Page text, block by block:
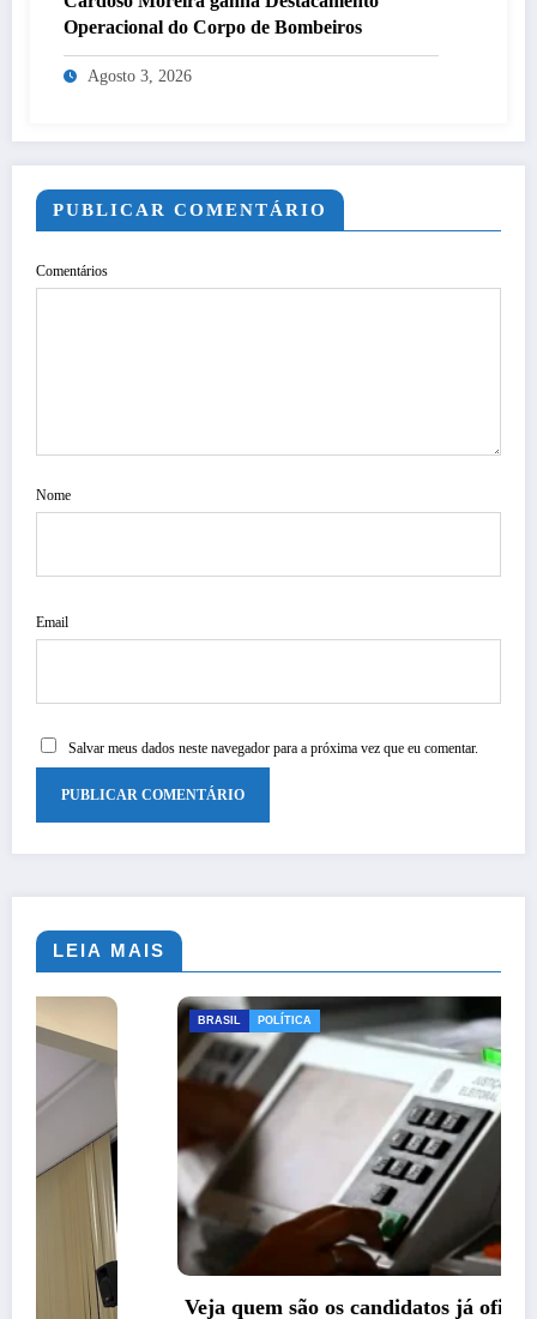
Operacional do Corpo de Bombeiros
Agosto 3, 2026
PUBLICAR COMENTÁRIO
Comentários
Nome
Email
Salvar meus dados neste navegador para a próxima vez que eu comentar.
LEIA MAIS
Veja quem são os candidatos já oficializados à